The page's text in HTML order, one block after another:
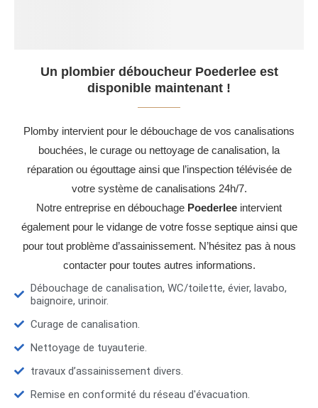
Un plombier déboucheur Poederlee est
disponible maintenant !
Plomby intervient pour le débouchage de vos canalisations
bouchées, le curage ou nettoyage de canalisation, la
réparation ou égouttage ainsi que l’inspection télévisée de
votre système de canalisations 24h/7.
Notre entreprise en débouchage Poederlee intervient
également pour le vidange de votre fosse septique ainsi que
pour tout problème d’assainissement. N’hésitez pas à nous
contacter pour toutes autres informations.
Débouchage de canalisation, WC/toilette, évier, lavabo,
baignoire, urinoir.
Curage de canalisation.
Nettoyage de tuyauterie.
travaux d’assainissement divers.
Remise en conformité du réseau d'évacuation.